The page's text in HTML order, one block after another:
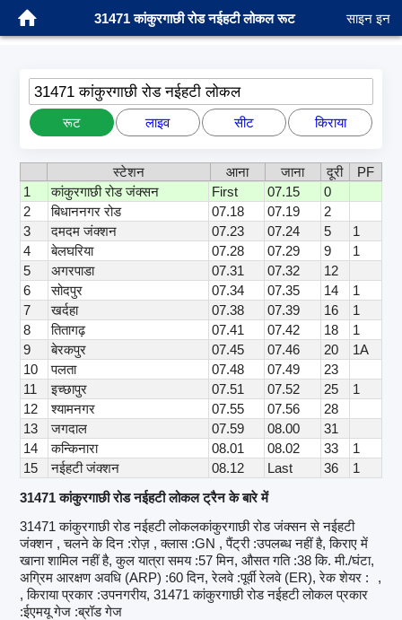
31471 कांकुरगाछी रोड नईहटी लोकल रूट साइन इन
31471 कांकुरगाछी रोड नईहटी लोकल
रूट लाइव सीट किराया
स्टेशन आना जाना दूरी
PF
1
कांकुरगाछी रोड जंक्सन First 07.15
0
2
बिधाननगर रोड 07.18 07.19
2
3
दमदम जंक्शन 07.23 07.24 5
1
4
बेलघरिया 07.28 07.29 9
1
5
अगरपाडा 07.31 07.32
12
6
सोदपुर 07.34 07.35 14
1
7
खर्दहा 07.38 07.39 16
1
8
तितागढ़ 07.41 07.42 18
1
9
बेरकपुर 07.45 07.46 20
1A
10
पलता 07.48 07.49
23
11
इच्छापुर 07.51 07.52 25
1
12
श्यामनगर 07.55 07.56
28
13
जगदाल 07.59 08.00
31
14
कन्किनारा 08.01 08.02 33
1
15
नईहटी जंक्शन 08.12 Last 36
1
31471 कांकुरगाछी रोड नईहटी लोकल ट्रैन के बारे में
31471 कांकुरगाछी रोड नईहटी लोकलकांकुरगाछी रोड जंक्सन से नईहटी
जंक्शन , चलने के दिन :रोज़ , क्लास :GN , पैंट्री :उपलब्ध नहीं है, किराए में
खाना शामिल नहीं है, कुल यात्रा समय :57 मिन, औसत गति :38 कि. मी./घंटा,
अग्रिम आरक्षण अवधि (ARP) :60 दिन, रेलवे :पूर्वी रेलवे (ER), रेक शेयर :
,
, किराया प्रकार :उपनगरीय, 31471 कांकुरगाछी रोड नईहटी लोकल प्रकार
:ईएमयू गेज :ब्रॉड गेज